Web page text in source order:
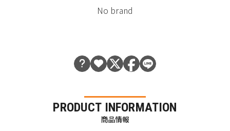
No brand
PRODUCT INFORMATION
商品情報